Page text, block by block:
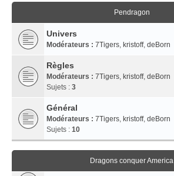
Pendragon
Univers
Modérateurs : 7Tigers, kristoff, deBorn
Règles
Modérateurs : 7Tigers, kristoff, deBorn
Sujets : 3
Général
Modérateurs : 7Tigers, kristoff, deBorn
Sujets : 10
Dragons conquer America